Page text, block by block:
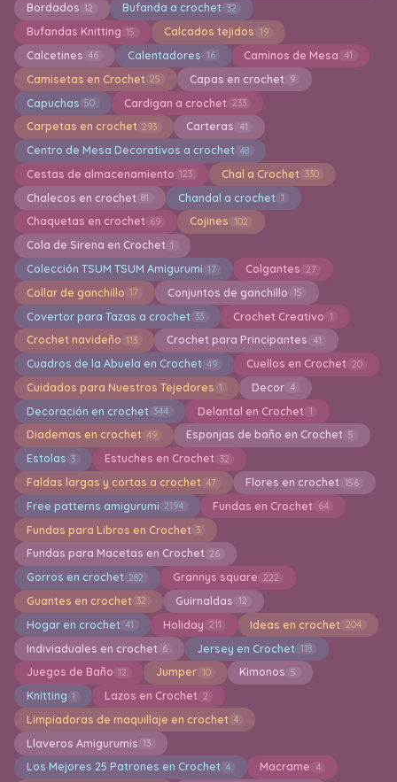
Bordados 12 Bufanda a crochet 32
Bufandas Knitting 15 Calcados tejidos 19
Calcetines 46 Calentadores 16 Caminos de Mesa 41
Camisetas en Crochet 25 Capas en crochet 9
Capuchas 50 Cardigan a crochet 233
Carpetas en crochet 293 Carteras 41
Centro de Mesa Decorativos a crochet 48
Cestas de almacenamiento 123 Chal a Crochet 330
Chalecos en crochet 81 Chandal a crochet 1
Chaquetas en crochet 69 Cojines 102
Cola de Sirena en Crochet 1
Colección TSUM TSUM Amigurumi 17 Colgantes 27
Collar de ganchillo 17 Conjuntos de ganchillo 15
Covertor para Tazas a crochet 33 Crochet Creativo 1
Crochet navideño 113 Crochet para Principantes 41
Cuadros de la Abuela en Crochet 49 Cuellos en Crochet 20
Cuidados para Nuestros Tejedores 1 Decor 4
Decoración en crochet 344 Delantal en Crochet 1
Diademas en crochet 49 Esponjas de baño en Crochet 5
Estolas 3 Estuches en Crochet 32
Faldas largas y cortas a crochet 47 Flores en crochet 156
Free patterns amigurumi 2194 Fundas en Crochet 64
Fundas para Libros en Crochet 3
Fundas para Macetas en Crochet 26
Gorros en crochet 282 Grannys square 222
Guantes en crochet 32 Guirnaldas 12
Hogar en crochet 41 Holiday 211 Ideas en crochet 204
Indiviaduales en crochet 6 Jersey en Crochet 118
Juegos de Baño 12 Jumper 10 Kimonos 5
Knitting 1 Lazos en Crochet 2
Limpiadoras de maquillaje en crochet 4
Llaveros Amigurumis 13
Los Mejores 25 Patrones en Crochet 4 Macrame 4